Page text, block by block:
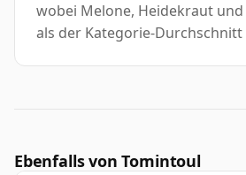
wobei Melone, Heidekraut
als der Kategorie-
Ebenfalls von Tomintoul